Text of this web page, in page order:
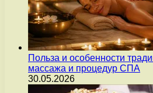
Польза и особенности
массажа и процедур СПА
30.05.2026